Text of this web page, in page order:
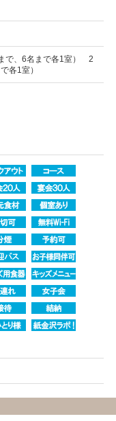
で、6名まで各1室） 2
各1室）